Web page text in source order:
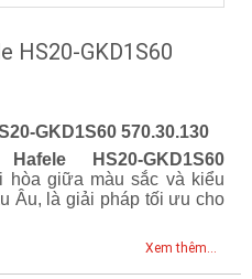
HS20-GKD1S60
GKD1S60 570.30.130
HS20-GKD1S60
hòa giữa màu sắc và kiểu
Âu, là giải pháp tối ưu cho
Xem thêm...